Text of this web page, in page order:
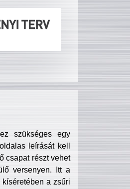
szükséges egy
leírását kell
csapat részt vehet
versenyen. Itt a
a zsűri